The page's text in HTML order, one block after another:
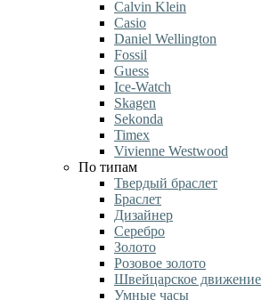
Calvin Klein
Casio
Daniel Wellington
Fossil
Guess
Ice-Watch
Skagen
Sekonda
Timex
Vivienne Westwood
По типам
Твердый браслет
Браслет
Дизайнер
Серебро
Золото
Розовое золото
Швейцарское движение
Умные часы